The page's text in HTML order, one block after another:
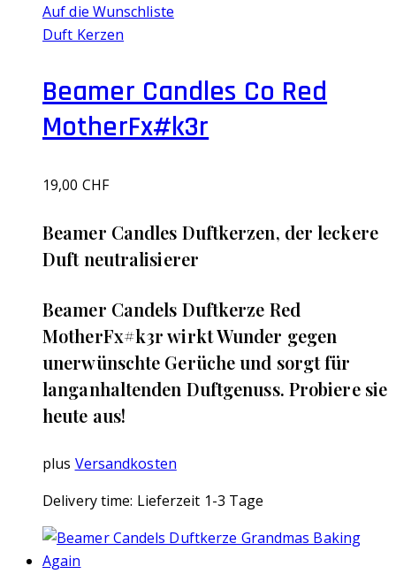
Auf die Wunschliste
Duft Kerzen
Beamer Candles Co Red
MotherFx#k3r
19,00 CHF
Beamer Candles Duftkerzen, der leckere
Duft neutralisierer
Beamer Candels Duftkerze Red
MotherFx#k3r wirkt Wunder gegen
unerwünschte Gerüche und sorgt für
langanhaltenden Duftgenuss. Probiere sie
heute aus!
plus Versandkosten
Delivery time: Lieferzeit 1-3 Tage